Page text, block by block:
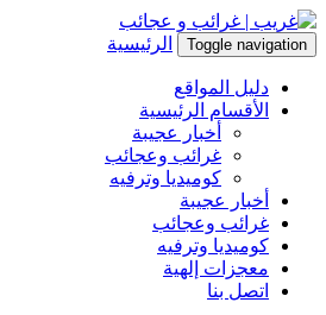
Toggle navigation الرئيسية
دليل المواقع
الأقسام الرئيسية
أخبار عجيبة
غرائب وعجائب
كوميديا وترفيه
أخبار عجيبة
غرائب وعجائب
كوميديا وترفيه
معجزات إلهية
اتصل بنا